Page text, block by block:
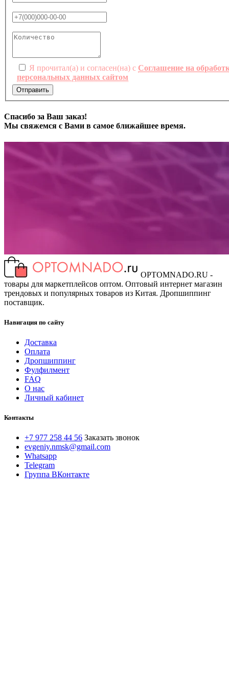
Я прочитал(а) и согласен(на) с Соглашение на
персональных данных сайтом
Отправить
Спасибо за Ваш заказ!
Мы свяжемся с Вами в самое ближайшее время.
OPTOMNADO.RU -
товары для маркетплейсов оптом. Оптовый интернет магазин
трендовых и популярных товаров из Китая. Дропшиппинг
поставщик.
Навигация по сайту
Доставка
Оплата
Дропшиппинг
Фулфилмент
FAQ
О нас
Личный кабинет
Контакты
+7 977 258 44 56 Заказать звонок
evgeniy.nmsk@gmail.com
Whatsapp
Telegram
Группа ВКонтакте